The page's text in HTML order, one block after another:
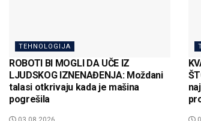
TEHNOLOGIJA
ROBOTI BI MOGLI DA UČE IZ
LJUDSKOG IZNENAĐENJA: Moždani
talasi otkrivaju kada je mašina
pogrešila